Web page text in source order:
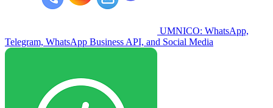
UMNICO: WhatsApp,
Telegram, WhatsApp Business API, and Social Media